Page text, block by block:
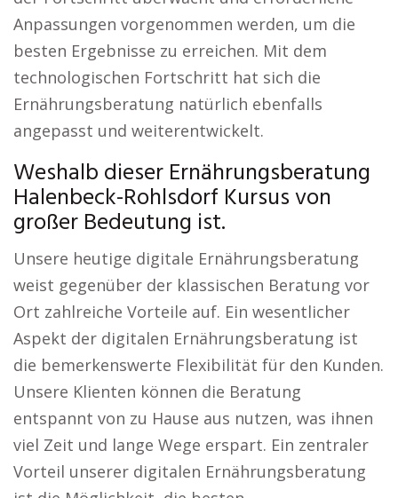
Anpassungen vorgenommen werden, um die
besten Ergebnisse zu erreichen. Mit dem
technologischen Fortschritt hat sich die
Ernährungsberatung natürlich ebenfalls
angepasst und weiterentwickelt.
Weshalb dieser Ernährungsberatung
Halenbeck-Rohlsdorf Kursus von
großer Bedeutung ist.
Unsere heutige digitale Ernährungsberatung
weist gegenüber der klassischen Beratung vor
Ort zahlreiche Vorteile auf. Ein wesentlicher
Aspekt der digitalen Ernährungsberatung ist
die bemerkenswerte Flexibilität für den Kunden.
Unsere Klienten können die Beratung
entspannt von zu Hause aus nutzen, was ihnen
viel Zeit und lange Wege erspart. Ein zentraler
Vorteil unserer digitalen Ernährungsberatung